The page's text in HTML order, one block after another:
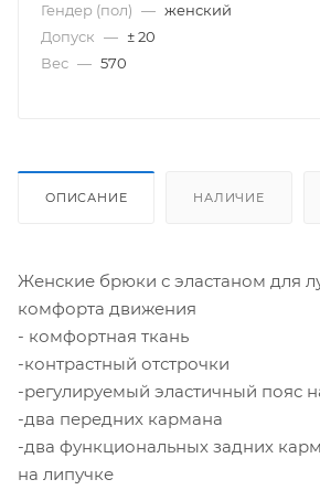
Гендер (пол) — женский
Допуск — ± 20
Вес — 570
ОПИСАНИЕ НАЛИЧИЕ
Женские брюки с эластаном для
комфорта движения
- комфортная ткань
-контрастный отстрочки
-регулируемый эластичный пояс
-два передних кармана
-два функциональных задних
на липучке